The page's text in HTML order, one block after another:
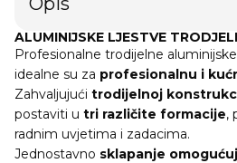
ALUMINIJSKE LJESTVE
Profesionalne trodijelne
idealne su za profesionalnu i
Zahvaljujući trodijelnoj
postaviti u tri različite formacije,
radnim uvjetima i zadacima.
Jednostavno sklapanje